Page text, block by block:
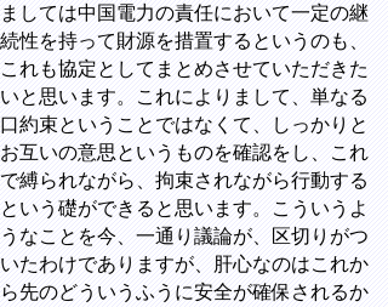
ましては中国電力の責任において一定の継
続性を持って財源を措置するというのも、
これも協定としてまとめさせていただきた
いと思います。これによりまして、単なる
口約束ということではなくて、しっかりと
お互いの意思というものを確認をし、これ
で縛られながら、拘束されながら行動する
という礎ができると思います。こういうよ
うなことを今、一通り議論が、区切りがつ
いたわけでありますが、肝心なのはこれか
ら先のどういうふうに安全が確保されるか